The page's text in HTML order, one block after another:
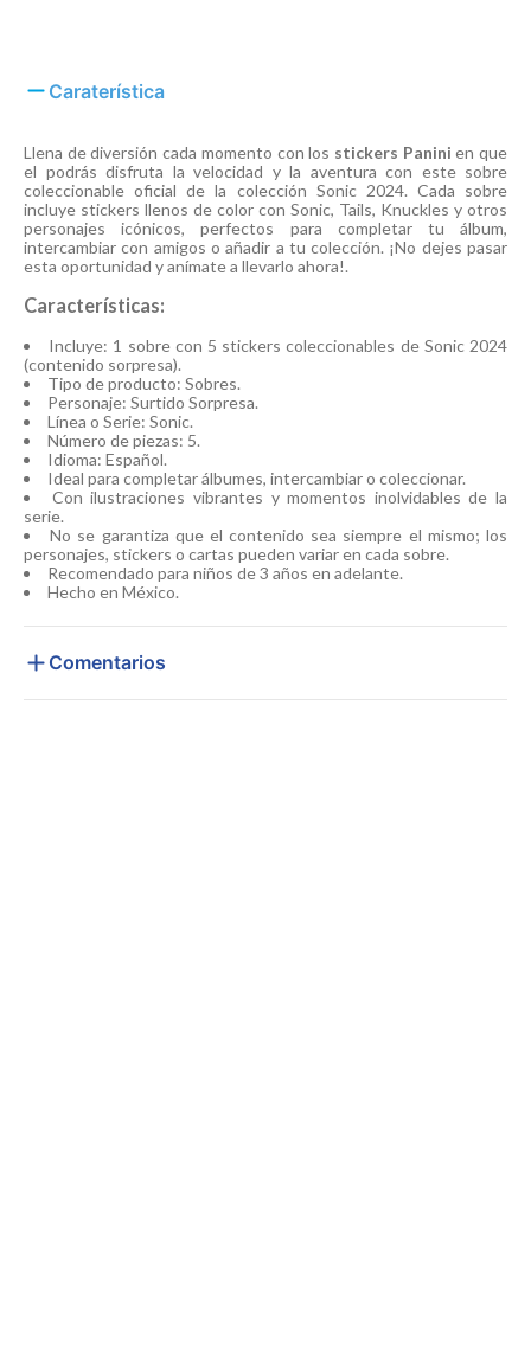
Caraterística
Llena de diversión cada momento con los stickers Panini en que
el podrás disfruta la velocidad y la aventura con este sobre
coleccionable oficial de la colección Sonic 2024. Cada sobre
incluye stickers llenos de color con Sonic, Tails, Knuckles y otros
personajes icónicos, perfectos para completar tu álbum,
intercambiar con amigos o añadir a tu colección. ¡No dejes pasar
esta oportunidad y anímate a llevarlo ahora!.
Características:
Incluye: 1 sobre con 5 stickers coleccionables de Sonic 2024
(contenido sorpresa).
Tipo de producto: Sobres.
Personaje: Surtido Sorpresa.
Línea o Serie: Sonic.
Número de piezas: 5.
Idioma: Español.
Ideal para completar álbumes, intercambiar o coleccionar.
Con ilustraciones vibrantes y momentos inolvidables de la
serie.
No se garantiza que el contenido sea siempre el mismo; los
personajes, stickers o cartas pueden variar en cada sobre.
Recomendado para niños de 3 años en adelante.
Hecho en México.
Comentarios